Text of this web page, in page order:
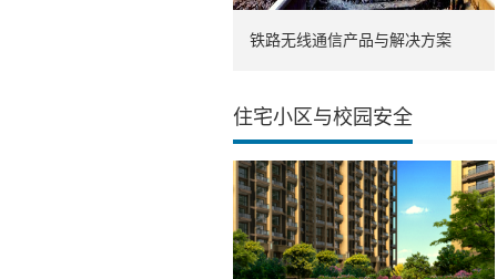
铁路无线通信产品与解决方案
住宅小区与校园安全